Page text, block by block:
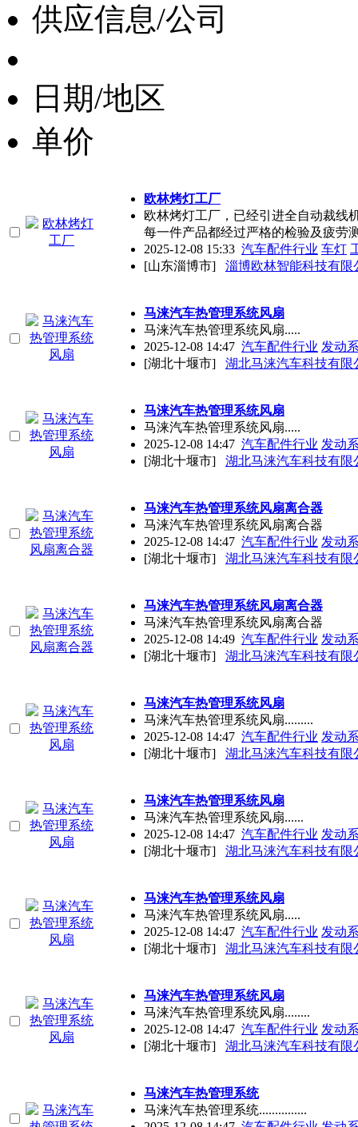
供应信息/公司
日期/地区
单价
欧林烤灯工厂
欧林烤灯工厂，已经引进全自动裁线
每一件产品都经过严格的检验及疲劳
2025-12-08 15:33 汽车配件行业 车灯
[山东淄博市]
淄博欧林智能科技有限
马涞汽车热管理系统风扇
马涞汽车热管理系统风扇.....
2025-12-08 14:47 汽车配件行业 发动
[湖北十堰市]
湖北马涞汽车科技有限
马涞汽车热管理系统风扇
马涞汽车热管理系统风扇.....
2025-12-08 14:47 汽车配件行业 发动
[湖北十堰市]
湖北马涞汽车科技有限
马涞汽车热管理系统风扇离合器
马涞汽车热管理系统风扇离合器
2025-12-08 14:47 汽车配件行业 发动
[湖北十堰市]
湖北马涞汽车科技有限
马涞汽车热管理系统风扇离合器
马涞汽车热管理系统风扇离合器
2025-12-08 14:49 汽车配件行业 发动
[湖北十堰市]
湖北马涞汽车科技有限
马涞汽车热管理系统风扇
马涞汽车热管理系统风扇.........
2025-12-08 14:47 汽车配件行业 发动
[湖北十堰市]
湖北马涞汽车科技有限
马涞汽车热管理系统风扇
马涞汽车热管理系统风扇......
2025-12-08 14:47 汽车配件行业 发动
[湖北十堰市]
湖北马涞汽车科技有限
马涞汽车热管理系统风扇
马涞汽车热管理系统风扇.....
2025-12-08 14:47 汽车配件行业 发动
[湖北十堰市]
湖北马涞汽车科技有限
马涞汽车热管理系统风扇
马涞汽车热管理系统风扇........
2025-12-08 14:47 汽车配件行业 发动
[湖北十堰市]
湖北马涞汽车科技有限
马涞汽车热管理系统
马涞汽车热管理系统...............